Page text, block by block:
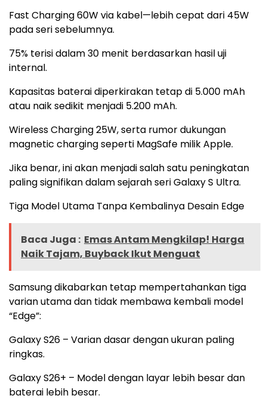
Fast Charging 60W via kabel—lebih cepat dari 45W
pada seri sebelumnya.
75% terisi dalam 30 menit berdasarkan hasil uji
internal.
Kapasitas baterai diperkirakan tetap di 5.000 mAh
atau naik sedikit menjadi 5.200 mAh.
Wireless Charging 25W, serta rumor dukungan
magnetic charging seperti MagSafe milik Apple.
Jika benar, ini akan menjadi salah satu peningkatan
paling signifikan dalam sejarah seri Galaxy S Ultra.
Tiga Model Utama Tanpa Kembalinya Desain Edge
Baca Juga : Emas Antam Mengkilap! Harga
Naik Tajam, Buyback Ikut Menguat
Samsung dikabarkan tetap mempertahankan tiga
varian utama dan tidak membawa kembali model
“Edge”:
Galaxy S26 – Varian dasar dengan ukuran paling
ringkas.
Galaxy S26+ – Model dengan layar lebih besar dan
baterai lebih besar.